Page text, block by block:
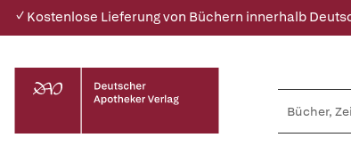
✓ Kostenlose Lieferung von Büchern innerhalb